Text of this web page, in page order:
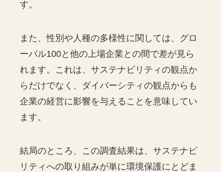
す。
また、性別や人種の多様性に関しては、グロ
ーバル100と他の上場企業との間で差が見ら
れます。これは、サステナビリティの観点か
らだけでなく、ダイバーシティの観点からも
企業の経営に影響を与えることを意味してい
ます。
結局のところ、この調査結果は、サステナビ
リティへの取り組みが単に環境保護にとどま